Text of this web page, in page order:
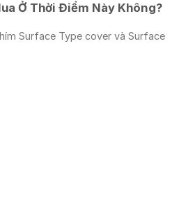
Ở Thời Điểm Này Không?
Surface Type cover và Surface